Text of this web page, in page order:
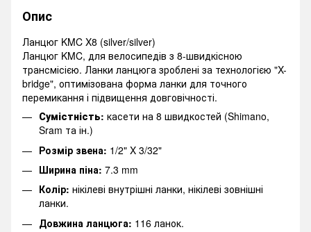
Опис
Ланцюг KMC X8 (silver/silver)
Ланцюг KMC, для велосипедів з 8-швидкісною
трансмісією. Ланки ланцюга зроблені за технологією "X-
bridge", оптимізована форма ланки для точного
перемикання і підвищення довговічності.
Сумістність: касети на 8 швидкостей (Shimano,
Sram та ін.)
Розмір звена: 1/2" X 3/32"
Ширина піна: 7.3 mm
Колір: нікілеві внутрішні ланки, нікілеві зовнішні
ланки.
Довжина ланцюга: 116 ланок.